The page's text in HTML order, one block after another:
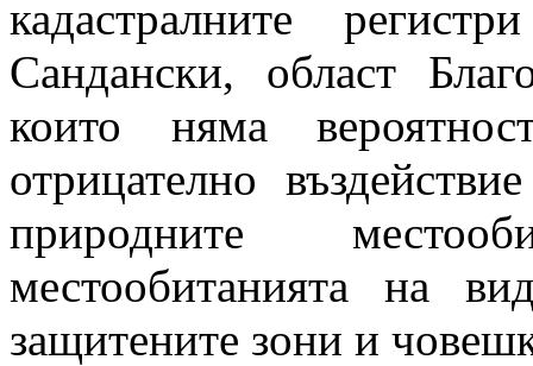
кадастралните
Сандански, област
които няма
отрицателно
природните
местообитанията на
защитените зони и